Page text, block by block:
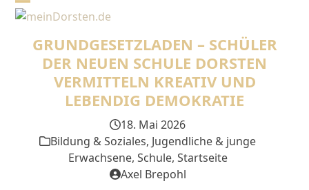
Skip
content
Open
mobile
menu
Close
mobile
menu
GRUNDGESETZLADEN – SCHÜLER
DER NEUEN SCHULE DORSTEN
VERMITTELN KREATIV UND
LEBENDIG DEMOKRATIE
18. Mai 2026
Bildung & Soziales, Jugendliche & junge
Erwachsene, Schule, Startseite
Axel Brepohl